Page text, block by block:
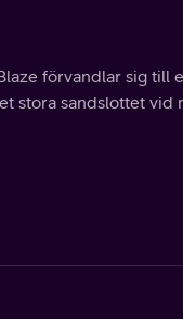
förvandlar sig till
stora sandslottet vid